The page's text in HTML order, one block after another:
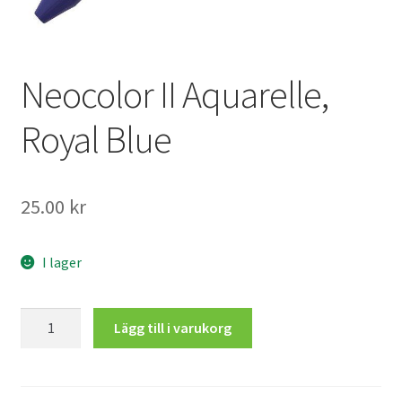
Neocolor II Aquarelle,
Royal Blue
25.00 kr
I lager
Lägg till i varukorg